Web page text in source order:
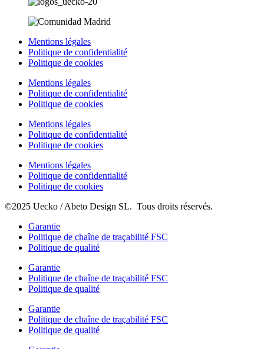
Mentions légales
Politique de confidentialité
Politique de cookies
Mentions légales
Politique de confidentialité
Politique de cookies
Mentions légales
Politique de confidentialité
Politique de cookies
Mentions légales
Politique de confidentialité
Politique de cookies
©2025 Uecko / Abeto Design SL. Tous droits réservés.
Garantie
Politique de chaîne de traçabilité FSC
Politique de qualité
Garantie
Politique de chaîne de traçabilité FSC
Politique de qualité
Garantie
Politique de chaîne de traçabilité FSC
Politique de qualité